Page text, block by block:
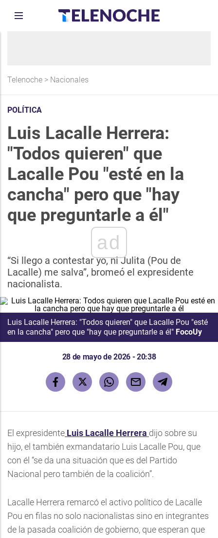
Telenoche > Nacionales
POLÍTICA
Luis Lacalle Herrera:
"Todos quieren" que
Lacalle Pou "esté en la
cancha" pero que "hay
que preguntarle a él"
ad
“Si llego a contestar yo, ni Julita (Pou de
Lacalle) me salva”, bromeó el expresidente
nacionalista.
Luis Lacalle Herrera: "Todos quieren" que Lacalle Pou "esté
en la cancha" pero que "hay que preguntarle a él" FocoUy
28 de mayo de 2026 - 20:38
El expresidente Luis Lacalle Herrera dijo sobre su
hijo, el también exmandatario Luis Lacalle Pou, que
con él “se da una situación que es del Partido
Nacional pero también de la coalición”.
Lacalle Herrera remarcó el activo político de Lacalle
Pou en filas no solo nacionalistas sino en integrantes
de la pasada coalición de gobierno, que esperan que